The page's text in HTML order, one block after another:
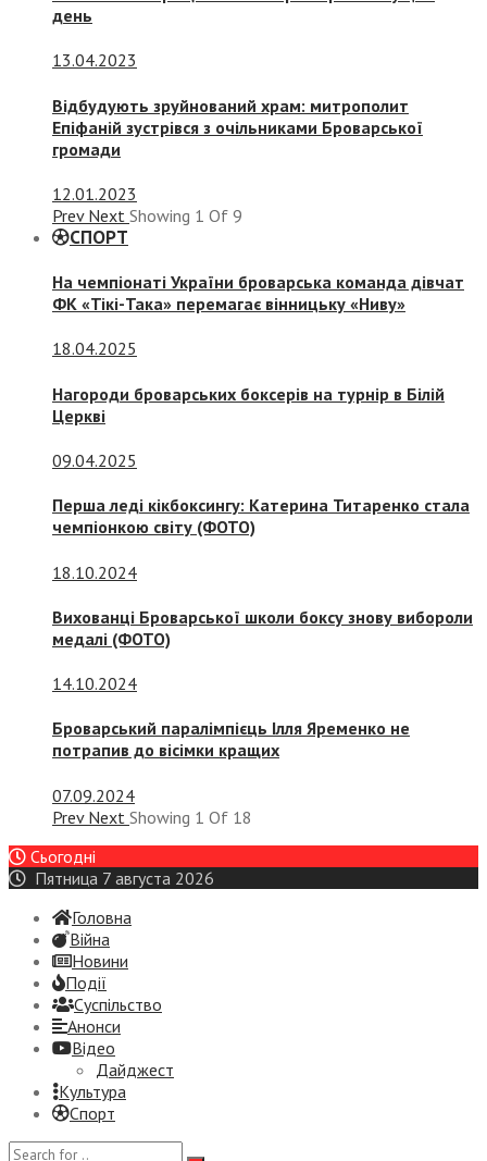
день
13.04.2023
Відбудують зруйнований храм: митрополит
Епіфаній зустрівся з очільниками Броварської
громади
12.01.2023
Prev Next Showing 1 Of 9
СПОРТ
На чемпіонаті України броварська команда дівчат
ФК «Тікі-Така» перемагає вінницьку «Ниву»
18.04.2025
Нагороди броварських боксерів на турнір в Білій
Церкві
09.04.2025
Перша леді кікбоксингу: Катерина Титаренко стала
чемпіонкою світу (ФОТО)
18.10.2024
Вихованці Броварської школи боксу знову вибороли
медалі (ФОТО)
14.10.2024
Броварський паралімпієць Ілля Яременко не
потрапив до вісімки кращих
07.09.2024
Prev Next Showing 1 Of 18
Сьогодні
Пятница 7 августа 2026
Головна
Війна
Новини
Події
Суспiльство
Анонси
Відео
Дайджест
Культура
Спорт